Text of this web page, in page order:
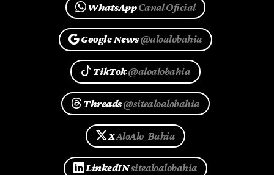
WhatsAppCanal Oficial
Google News@aloalobahia
TikTok@aloalobahia
Threads@sitealoalobahia
XAloAlo_Bahia
LinkedINsitealoalobahia